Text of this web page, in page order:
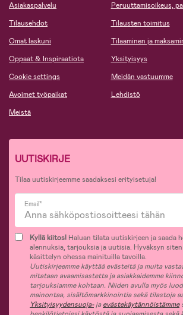
Asiakaspalvelu
Tilausehdot
Omat laskuni
Oppaat & Inspiraatiota
Cookie settings
Avoimet työpaikat
Meistä
Peruuttamisoikeus,
Tilausten toimitus
Tilaaminen ja
Yksityisyys
Meidän vastuumme
Lehdistö
UUTISKIRJE
Tilaa uutiskirjeemme saadaksesi erityisetuja!
Email*
Kyllä kiitos! Haluan tilata uutiskirjeen ja saada
alennuksia, tarjouksia ja uutisia. Hyväksyn
käsittelyn ohessa mainituilla tavoilla.
Uutiskirjeemme käyttää evästeitä ja muita
mitataan avaamisastetta ja asiakkaidemme
tarjouksiamme kohtaan. Niiden avulla myös
mainontaa, sisältömarkkinointia sekä tilastoja
Yksityisyydensuoja-jaevästekäytännöistämme